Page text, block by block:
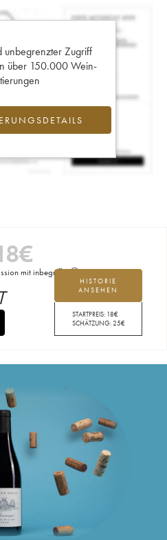
unbegrenzter Zugriff
über 150.000 Wein-
€
mit inbegriffen
HISTORIE
ANSEHEN
STARTPREIS: 18€
SCHÄTZUNG:25€